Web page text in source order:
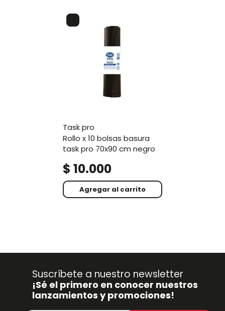
task pro
rollo x 10 bolsas basura
task pro 70x90 cm negro
$ 10.000
Agregar al carrito
Suscríbete a nuestro newsletter
¡Sé el primero en conocer nuestros
lanzamientos y promociones!